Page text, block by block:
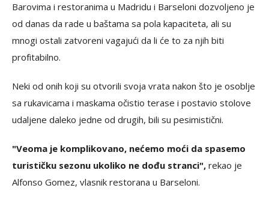
Barovima i restoranima u Madridu i Barseloni dozvoljeno je
od danas da rade u baštama sa pola kapaciteta, ali su
mnogi ostali zatvoreni vagajući da li će to za njih biti
profitabilno.
Neki od onih koji su otvorili svoja vrata nakon što je osoblje
sa rukavicama i maskama očistio terase i postavio stolove
udaljene daleko jedne od drugih, bili su pesimistični.
"Veoma je komplikovano, nećemo moći da spasemo
turističku sezonu ukoliko ne dođu stranci", rekao je
Alfonso Gomez, vlasnik restorana u Barseloni.